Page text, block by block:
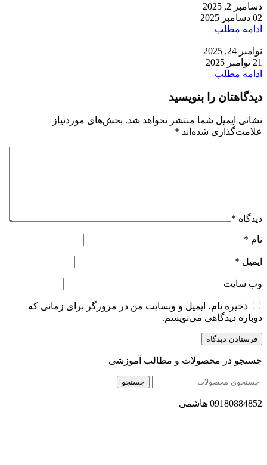
دسامبر 2, 2025
02 دسامبر 2025
ادامه مطلب
نوامبر 24, 2025
21 نوامبر 2025
ادامه مطلب
دیدگاهتان را بنویسید
نشانی ایمیل شما منتشر نخواهد شد. بخش‌های موردنیاز
علامت‌گذاری شده‌اند *
دیدگاه *
نام *
ایمیل *
وب‌ سایت
ذخیره نام، ایمیل و وبسایت من در مرورگر برای زمانی که
دوباره دیدگاهی می‌نویسم.
جستجو در محصولات و مطالب آموزشی
جستجو
09180884852 هاشمی